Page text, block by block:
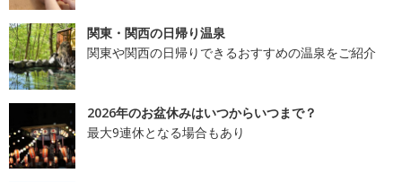
関東・関西の日帰り温泉
関東や関西の日帰りできるおすすめの温泉をご紹介
2026年のお盆休みはいつからいつまで？
最大9連休となる場合もあり